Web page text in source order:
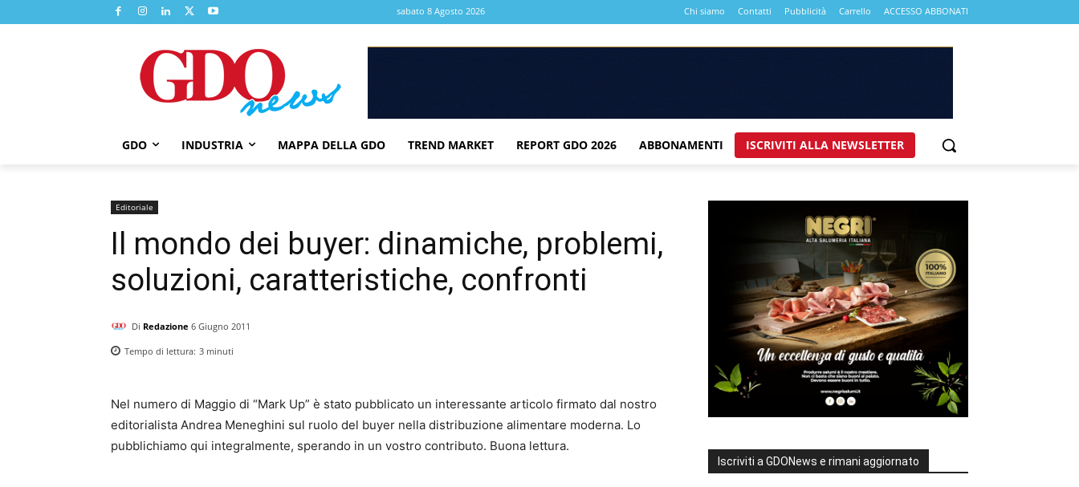
sabato 8 Agosto 2026 Chi siamo Contatti Pubblicità Carrello ACCESSO ABBONATI
GDO INDUSTRIA MAPPA DELLA GDO TREND MARKET REPORT GDO 2026 ABBONAMENTI ISCRIVITI ALLA NEWSLETTER
Editoriale
Il mondo dei buyer: dinamiche, problemi,
soluzioni, caratteristiche, confronti
Di Redazione 6 Giugno 2011
Tempo di lettura: 3 minuti
Nel numero di Maggio di “Mark Up” è stato pubblicato un interessante articolo firmato dal nostro
editorialista Andrea Meneghini sul ruolo del buyer nella distribuzione alimentare moderna. Lo
pubblichiamo qui integralmente, sperando in un vostro contributo. Buona lettura.
Iscriviti a GDONews e rimani aggiornato